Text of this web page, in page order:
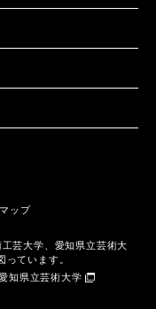
ップ
芸大学、愛知県立芸術大
ています。
知県立芸術大学